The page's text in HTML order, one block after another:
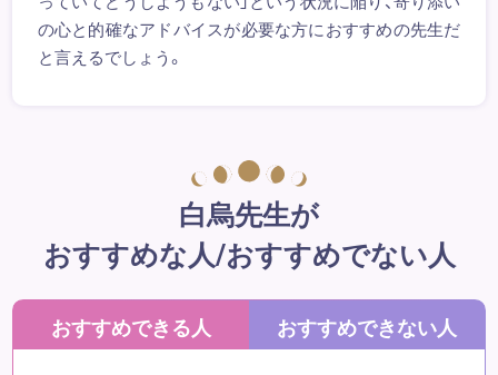
の心と的確なアドバイスが必要な方におすすめの先生だ
と言えるでしょう。
白烏先生が
おすすめな人/おすすめでない人
おすすめできる人 おすすめできない人